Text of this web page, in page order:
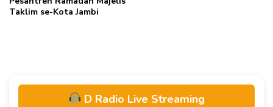
Taklim se-Kota Jambi
D Radio Live Streaming